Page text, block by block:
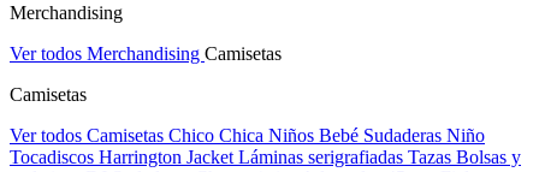
Merchandising
Ver todos Merchandising Camisetas
Camisetas
Ver todos Camisetas Chico Chica Niños Bebé Sudaderas Niño
Tocadiscos Harrington Jacket Láminas serigrafiadas Tazas Bolsas y